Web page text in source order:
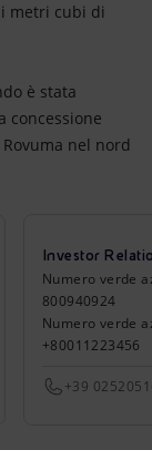
metri cubi di
è stata
concessione
nel nord
Investor
Numero verde
800940924
Numero verde
+80011223456
+39